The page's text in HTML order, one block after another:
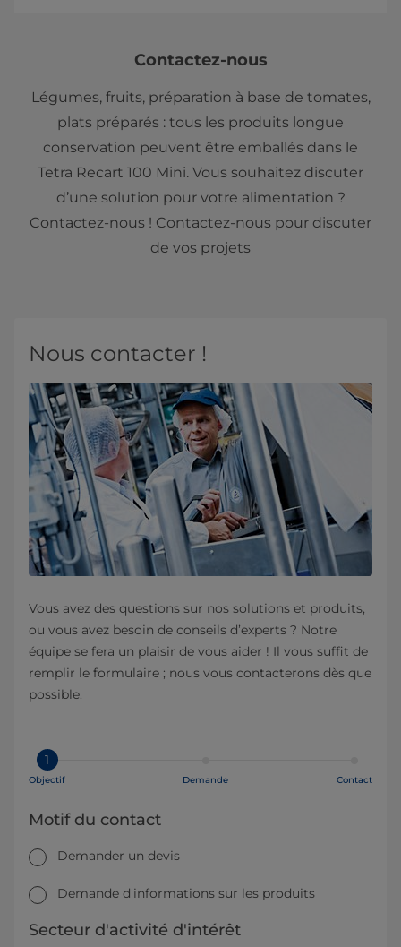
Contactez-nous
Légumes, fruits, préparation à base de tomates,
plats préparés : tous les produits longue
conservation peuvent être emballés dans le
Tetra Recart 100 Mini. Vous souhaitez discuter
d’une solution pour votre alimentation ?
Contactez-nous ! Contactez-nous pour discuter
de vos projets
Nous contacter !
Vous avez des questions sur nos solutions et produits,
ou vous avez besoin de conseils d’experts ? Notre
équipe se fera un plaisir de vous aider ! Il vous suffit de
remplir le formulaire ; nous vous contacterons dès que
possible.
1
Objectif Demande Contact
Motif du contact
Demander un devis
Demande d'informations sur les produits
Secteur d'activité d'intérêt